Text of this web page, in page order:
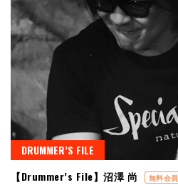
DRUMMER’S FILE
【Drummer’s File】沼澤 尚
無料会員